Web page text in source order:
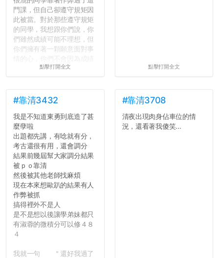
門課，但自己卻遵守規矩因
此被當。對於那些遵守規矩
的同學，我想跟你們說，你
們雖然成績可能不理想，但
你們擁有著一顆願意面對事
壓力而選擇逃避(作弊)，在
績無法體現你們的努力，但
往後你們正直的態度一定會
讓你們在社會上適應得更
好。最後，那些作弊的同
學，你們要瞭解到作弊對你
們而言是沒有任何好處的，
大學是你們唯一可以勇敢認
錯但不需要付出太大代價的
地方，你們在這時候如果不
會學會...
點擊打開全文 點擊打開全文
#靠清3432
我是不知道東勇到底造了甚
麼孽啦
出題都先講，有唸就有分，
考古還很有用，還會調分
結果前幾屆幫大家調分結果
被ｐｏ靠清
然後被其他老師找麻煩
現在本來想歐趴的結果有人
作弊被抓
搞得裡外不是人
是不是想以後讓學弟妹都只
有淑蓉的微積分可以修４８
４
我就一句 ＂還好我過了
#靠清3708
清夜出現肉身佔車位的情
況，還看著我傻笑...